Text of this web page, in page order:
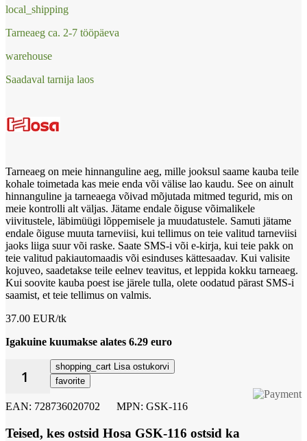
local_shipping
Tarneaeg ca. 2-7 tööpäeva
warehouse
Saadaval tarnija laos
Tarneaeg on meie hinnanguline aeg, mille jooksul saame kauba teile
kohale toimetada kas meie enda või välise lao kaudu. See on ainult
hinnanguline ja tarneaega võivad mõjutada mitmed tegurid, mis on
meie kontrolli alt väljas. Jätame endale õiguse võimalikele
viivitustele, läbimüügi lõppemisele ja muudatustele. Samuti jätame
endale õiguse muuta tarneviisi, kui tellimus on teie valitud tarneviisi
jaoks liiga suur või raske. Saate SMS-i või e-kirja, kui teie pakk on
teie valitud pakiautomaadis või esinduses kättesaadav. Kui valisite
kojuveo, saadetakse teile eelnev teavitus, et leppida kokku tarneaeg.
Kui soovite kauba poest ise järele tulla, olete oodatud pärast SMS-i
saamist, et teie tellimus on valmis.
37.00 EUR/tk
Igakuine kuumakse alates 6.29 euro
shopping_cart Lisa ostukorvi
favorite
EAN: 728736020702 MPN: GSK-116
Teised, kes ostsid Hosa GSK-116 ostsid ka